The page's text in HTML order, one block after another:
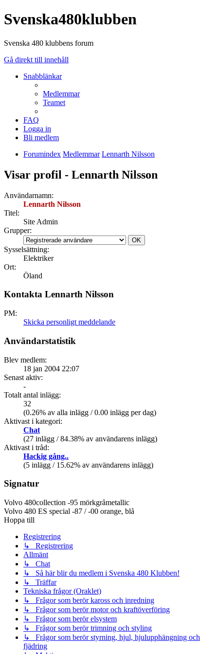
Svenska480klubben
Svenska 480 klubbens forum
Gå direkt till innehåll
Snabblänkar
Medlemmar
Teamet
FAQ
Logga in
Bli medlem
Forumindex Medlemmar Lennarth Nilsson
Visar profil - Lennarth Nilsson
Användarnamn:
Lennarth Nilsson
Titel:
Site Admin
Grupper:
Sysselsättning:
Elektriker
Ort:
Öland
Kontakta Lennarth Nilsson
PM:
Skicka personligt meddelande
Användarstatistik
Blev medlem:
18 jan 2004 22:07
Senast aktiv:
-
Totalt antal inlägg:
32
(0.26% av alla inlägg / 0.00 inlägg per dag)
Aktivast i kategori:
Chat
(27 inlägg / 84.38% av användarens inlägg)
Aktivast i tråd:
Hackig gång..
(5 inlägg / 15.62% av användarens inlägg)
Signatur
Volvo 480collection -95 mörkgråmetallic
Volvo 480 ES special -87 / -00 orange, blå
Hoppa till
Registrering
↳ Registrering
Allmänt
↳ Chat
↳ Så här blir du medlem i Svenska 480 Klubben!
↳ Träffar
Tekniska frågor (Oraklet)
↳ Frågor som berör kaross och inredning
↳ Frågor som berör motor och kraftöverföring
↳ Frågor som berör elsystem
↳ Frågor som berör trimning och styling
↳ Frågor som berör styrning, hjul, hjulupphängning och
fjädring